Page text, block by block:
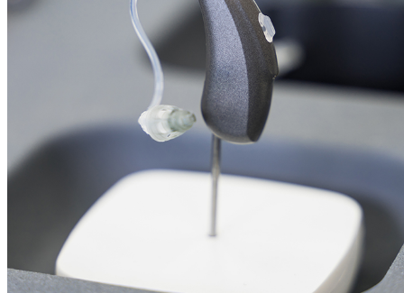
オンラインショップ会員
※オンラインで会員登録された方
店舗検索/来店予約
商品を探す
レンズ